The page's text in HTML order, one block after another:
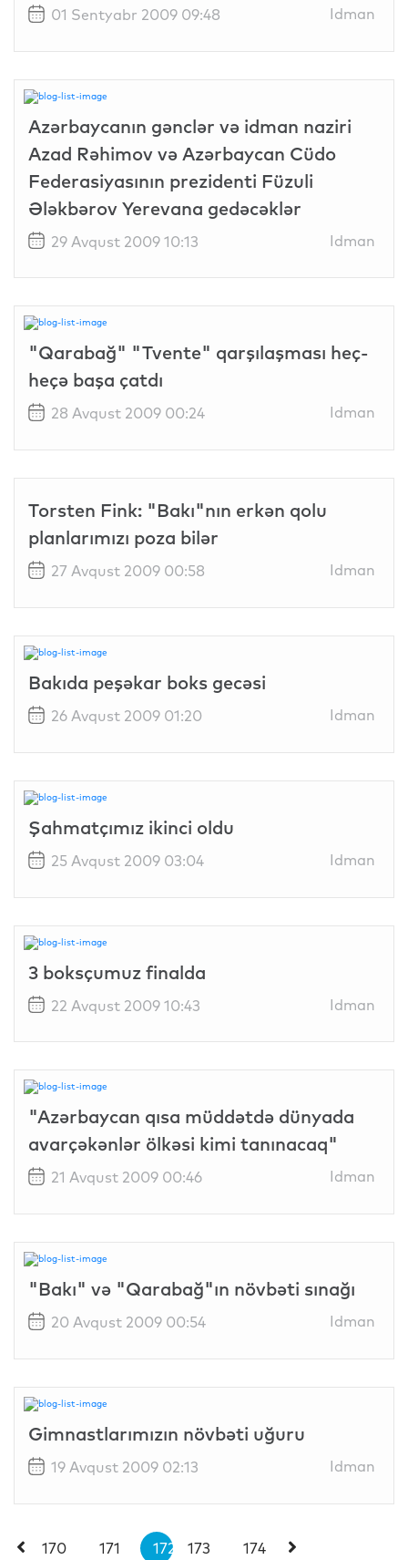
01 Sentyabr 2009 09:48 Idman
Azərbaycanın gənclər və idman naziri
Azad Rəhimov və Azərbaycan Cüdo
Federasiyasının prezidenti Füzuli
Ələkbərov Yerevana gedəcəklər
29 Avqust 2009 10:13 Idman
"Qarabağ" "Tvente" qarşılaşması heç-
heçə başa çatdı
28 Avqust 2009 00:24 Idman
Torsten Fink: "Bakı"nın erkən qolu
planlarımızı poza bilər
27 Avqust 2009 00:58 Idman
Bakıda peşəkar boks gecəsi
26 Avqust 2009 01:20 Idman
Şahmatçımız ikinci oldu
25 Avqust 2009 03:04 Idman
3 boksçumuz finalda
22 Avqust 2009 10:43 Idman
"Azərbaycan qısa müddətdə dünyada
avarçəkənlər ölkəsi kimi tanınacaq"
21 Avqust 2009 00:46 Idman
"Bakı" və "Qarabağ"ın növbəti sınağı
20 Avqust 2009 00:54 Idman
Gimnastlarımızın növbəti uğuru
19 Avqust 2009 02:13 Idman
170 171 172 173 174